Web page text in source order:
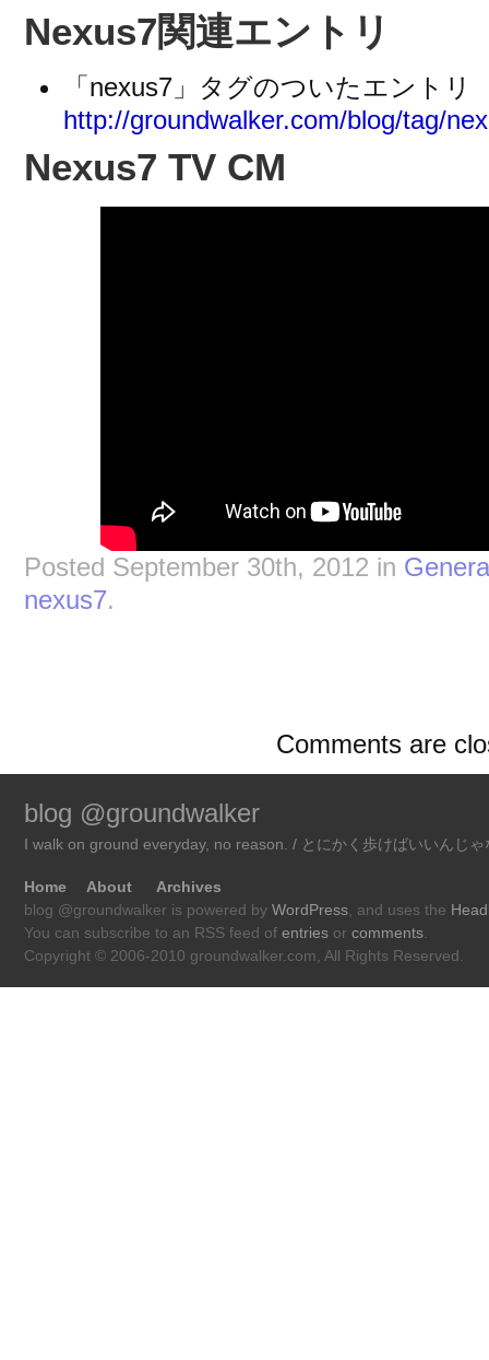
Nexus7関連エントリ
「nexus7」タグのついたエントリ
http://groundwalker.com/blog/tag/
Nexus7 TV CM
Posted September 30th, 2012 in
nexus7.
Comments are
blog @groundwalker
I walk on ground everyday, no reason. / とにかく歩けばいいんじゃ
Home About
Archives
blog @groundwalker is powered by WordPress , and uses the
You can subscribe to an RSS feed of entries or comments
Copyright © 2006-2010 groundwalker.com, All Rights Reserved.